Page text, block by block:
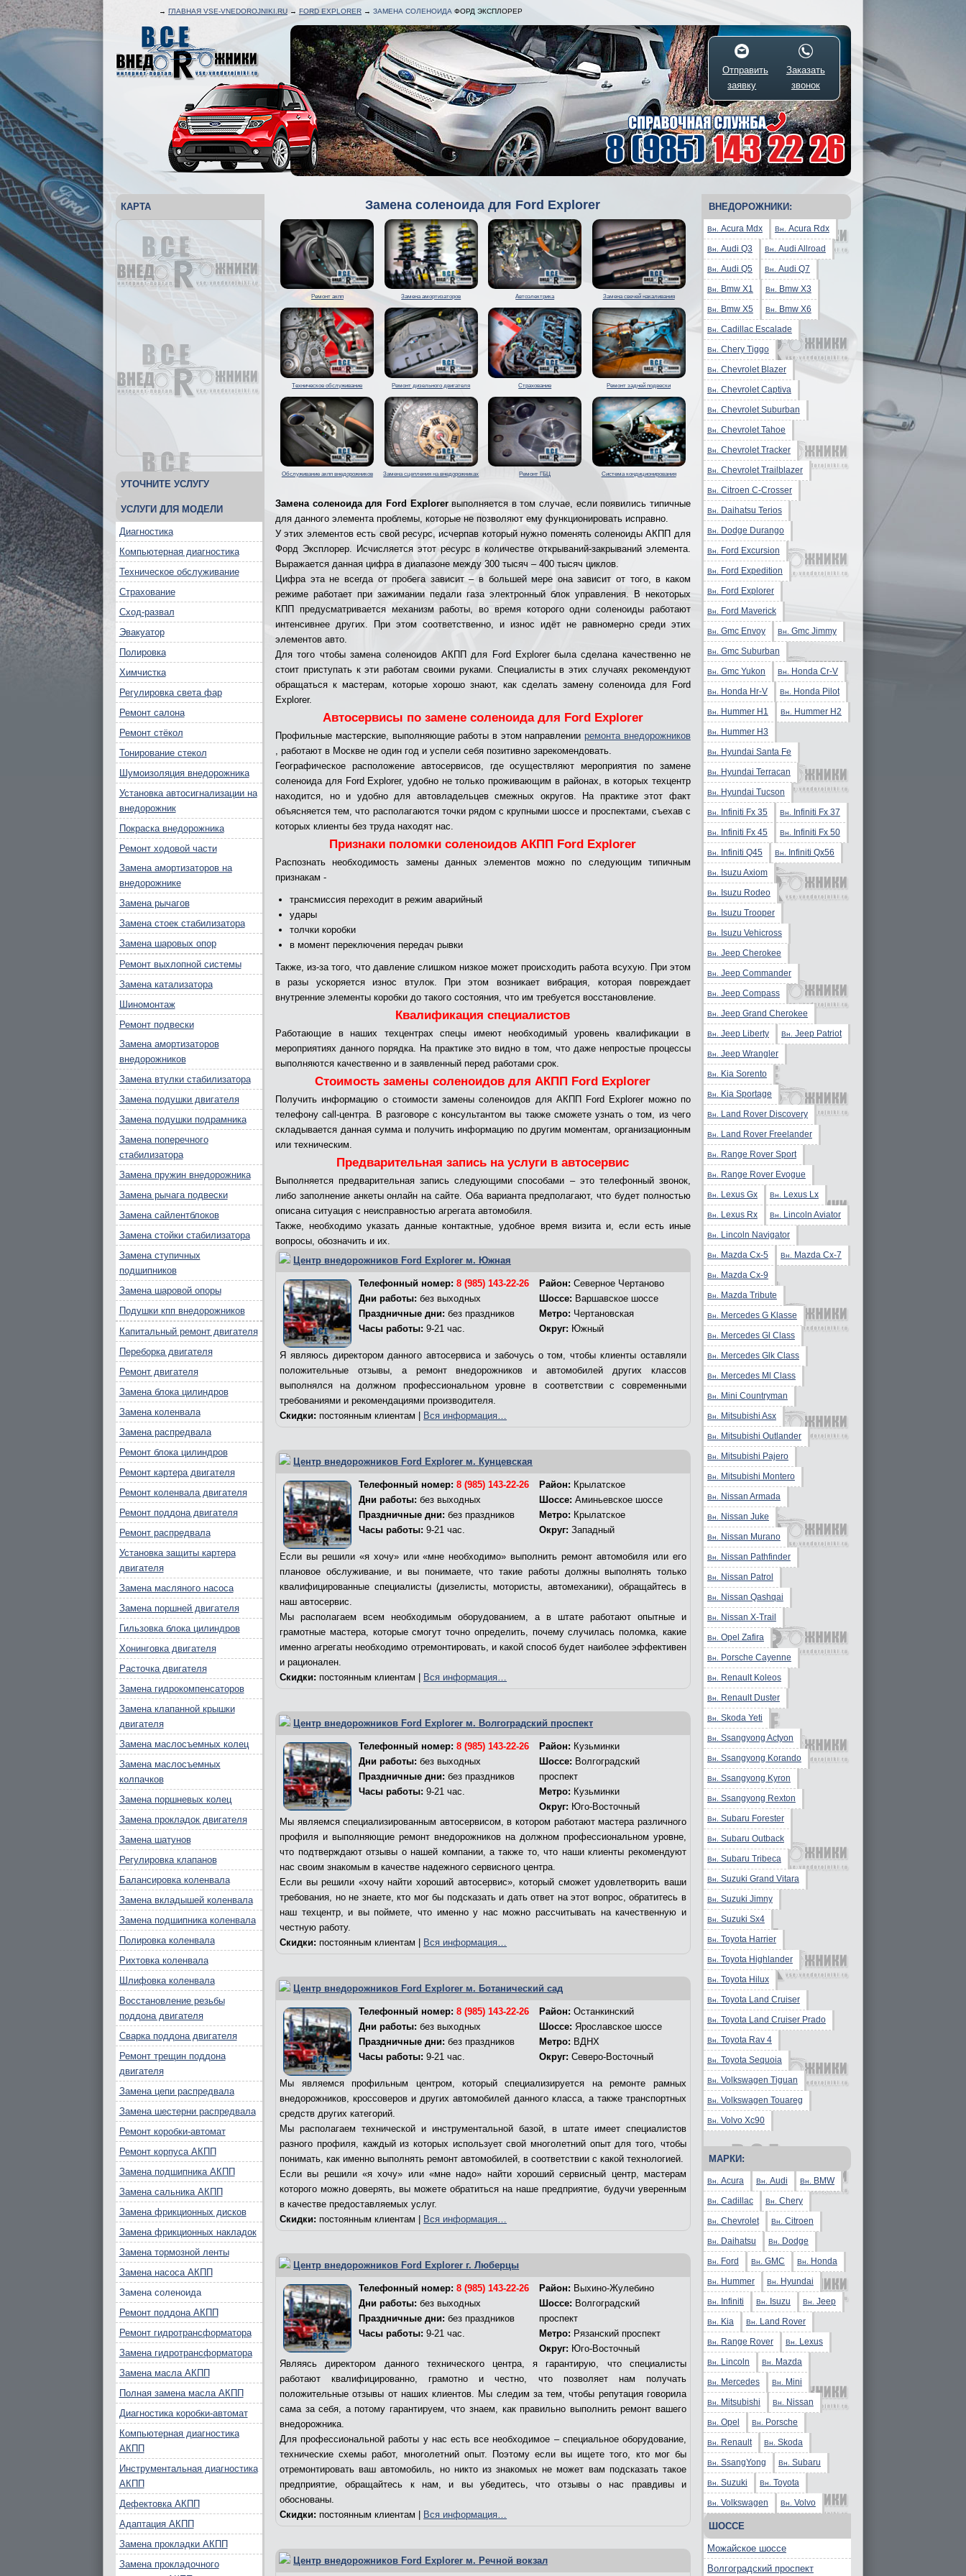
→ ГЛАВНАЯ VSE-VNEDOROJNIKI.RU → FORD EXPLORER → ЗАМЕНА СОЛЕНОИДА ФОРД ЭКСПЛОРЕР
Отправить
заявку
Заказать
звонок
Замена соленоида для Ford Explorer
Ремонт акпп Замена амортизаторов Автоэлектрика Замена свечей накаливания
Техническое обслуживание Ремонт дизельного двигателя Страхование Ремонт задней подвески
Обслуживание акпп внедорожников Замена сцепления на внедорожниках Ремонт ГБЦ Система кондиционирования
Замена соленоида для Ford Explorerвыполняется в том случае, если появились типичные
для данного элемента проблемы, которые не позволяют ему функционировать исправно.
У этих элементов есть свой ресурс, исчерпав который нужно поменять соленоиды АКПП для
Форд Эксплорер. Исчисляется этот ресурс в количестве открываний-закрываний элемента.
Выражается данная цифра в диапазоне между 300 тысяч – 400 тысяч циклов.
Цифра эта не всегда от пробега зависит – в большей мере она зависит от того, в каком
режиме работает при зажимании педали газа электронный блок управления. В некоторых
КПП предусматривается механизм работы, во время которого одни соленоиды работают
интенсивнее других. При этом соответственно, и износ идёт не равномерно среди этих
элементов авто.
Для того чтобы замена соленоидов АКПП для Ford Explorer была сделана качественно не
стоит приступать к эти работам своими руками. Специалисты в этих случаях рекомендуют
обращаться к мастерам, которые хорошо знают, как сделать замену соленоида для Ford
Explorer.
Автосервисы по замене соленоида для Ford Explorer
Профильные мастерские, выполняющие работы в этом направленииремонта внедорожников
, работают в Москве не один год и успели себя позитивно зарекомендовать.
Географическое расположение автосервисов, где осуществляют мероприятия по замене
соленоида для Ford Explorer, удобно не только проживающим в районах, в которых техцентр
находится, но и удобно для автовладельцев смежных округов. На практике этот факт
объясняется тем, что располагаются точки рядом с крупными шоссе и проспектами, съехав с
которых клиенты без труда находят нас.
Признаки поломки соленоидов АКПП Ford Explorer
Распознать необходимость замены данных элементов можно по следующим типичным
признакам -
трансмиссия переходит в режим аварийный
удары
толчки коробки
в момент переключения передач рывки
Также, из-за того, что давление слишком низкое может происходить работа всухую. При этом
в разы ускоряется износ втулок. При этом возникает вибрация, которая повреждает
внутренние элементы коробки до такого состояния, что им требуется восстановление.
Квалификация специалистов
Работающие в наших техцентрах спецы имеют необходимый уровень квалификации в
мероприятиях данного порядка. На практике это видно в том, что даже непростые процессы
выполняются качественно и в заявленный перед работами срок.
Стоимость замены соленоидов для АКПП Ford Explorer
Получить информацию о стоимости замены соленоидов для АКПП Ford Explorer можно по
телефону call-центра. В разговоре с консультантом вы также сможете узнать о том, из чего
складывается данная сумма и получить информацию по другим моментам, организационным
или техническим.
Предварительная запись на услуги в автосервис
Выполняется предварительная запись следующими способами – это телефонный звонок,
либо заполнение анкеты онлайн на сайте. Оба варианта предполагают, что будет полностью
описана ситуация с неисправностью агрегата автомобиля.
Также, необходимо указать данные контактные, удобное время визита и, если есть иные
вопросы, обозначить и их.
Центр внедорожников Ford Explorer м. Южная
Телефонный номер:8 (985) 143-22-26
Дни работы: без выходных
Праздничные дни: без праздников
Часы работы: 9-21 час.
Район: Северное Чертаново
Шоссе: Варшавское шоссе
Метро: Чертановская
Округ: Южный
Я являюсь директором данного автосервиса и забочусь о том, чтобы клиенты оставляли
положительные отзывы, а ремонт внедорожников и автомобилей других классов
выполнялся на должном профессиональном уровне в соответствии с современными
требованиями и рекомендациями производителя.
Скидки: постоянным клиентам | Вся информация…
Центр внедорожников Ford Explorer м. Кунцевская
Телефонный номер:8 (985) 143-22-26
Дни работы: без выходных
Праздничные дни: без праздников
Часы работы: 9-21 час.
Район: Крылатское
Шоссе: Аминьевское шоссе
Метро: Крылатское
Округ: Западный
Если вы решили «я хочу» или «мне необходимо» выполнить ремонт автомобиля или его
плановое обслуживание, и вы понимаете, что такие работы должны выполнять только
квалифицированные специалисты (дизелисты, мотористы, автомеханики), обращайтесь в
наш автосервис.
Мы располагаем всем необходимым оборудованием, а в штате работают опытные и
грамотные мастера, которые смогут точно определить, почему случилась поломка, какие
именно агрегаты необходимо отремонтировать, и какой способ будет наиболее эффективен
и рационален.
Скидки: постоянным клиентам | Вся информация…
Центр внедорожников Ford Explorer м. Волгоградский проспект
Телефонный номер:8 (985) 143-22-26
Дни работы: без выходных
Праздничные дни: без праздников
Часы работы: 9-21 час.
Район: Кузьминки
Шоссе: Волгоградский
проспект
Метро: Кузьминки
Округ: Юго-Восточный
Мы являемся специализированным автосервисом, в котором работают мастера различного
профиля и выполняющие ремонт внедорожников на должном профессиональном уровне,
что подтверждают отзывы о нашей компании, а также то, что наши клиенты рекомендуют
нас своим знакомым в качестве надежного сервисного центра.
Если вы решили «хочу найти хороший автосервис», который сможет удовлетворить ваши
требования, но не знаете, кто мог бы подсказать и дать ответ на этот вопрос, обратитесь в
наш техцентр, и вы поймете, что именно у нас можно рассчитывать на качественную и
честную работу.
Скидки: постоянным клиентам | Вся информация…
Центр внедорожников Ford Explorer м. Ботанический сад
Телефонный номер:8 (985) 143-22-26
Дни работы: без выходных
Праздничные дни: без праздников
Часы работы: 9-21 час.
Район: Останкинский
Шоссе: Ярославское шоссе
Метро: ВДНХ
Округ: Северо-Восточный
Мы являемся профильным центром, который специализируется на ремонте рамных
внедорожников, кроссоверов и других автомобилей данного класса, а также транспортных
средств других категорий.
Мы располагаем технической и инструментальной базой, в штате имеет специалистов
разного профиля, каждый из которых использует свой многолетний опыт для того, чтобы
понимать, как именно выполнять ремонт автомобилей, в соответствии с какой технологией.
Если вы решили «я хочу» или «мне надо» найти хороший сервисный центр, мастерам
которого можно доверять, вы можете обратиться на наше предприятие, будучи уверенным
в качестве предоставляемых услуг.
Скидки: постоянным клиентам | Вся информация…
Центр внедорожников Ford Explorer г. Люберцы
Телефонный номер:8 (985) 143-22-26
Дни работы: без выходных
Праздничные дни: без праздников
Часы работы: 9-21 час.
Район: Выхино-Жулебино
Шоссе: Волгоградский
проспект
Метро: Рязанский проспект
Округ: Юго-Восточный
Являясь директором данного технического центра, я гарантирую, что специалисты
работают квалифицированно, грамотно и честно, что позволяет нам получать
положительные отзывы от наших клиентов. Мы следим за тем, чтобы репутация говорила
сама за себя, а потому гарантируем, что знаем, как правильно выполнить ремонт вашего
внедорожника.
Для профессиональной работы у нас есть все необходимое – специальное оборудование,
технические схемы работ, многолетний опыт. Поэтому если вы ищете того, кто мог бы
отремонтировать ваш автомобиль, но никто из знакомых не может вам подсказать такое
предприятие, обращайтесь к нам, и вы убедитесь, что отзывы о нас правдивы и
обоснованы.
Скидки: постоянным клиентам | Вся информация…
Центр внедорожников Ford Explorer м. Речной вокзал
КАРТА
УТОЧНИТЕ УСЛУГУ
УСЛУГИ ДЛЯ МОДЕЛИ
Диагностика
Компьютерная диагностика
Техническое обслуживание
Страхование
Сход-развал
Эвакуатор
Полировка
Химчистка
Регулировка света фар
Ремонт салона
Ремонт стёкол
Тонирование стекол
Шумоизоляция внедорожника
Установка автосигнализации на
внедорожник
Покраска внедорожника
Ремонт ходовой части
Замена амортизаторов на
внедорожнике
Замена рычагов
Замена стоек стабилизатора
Замена шаровых опор
Ремонт выхлопной системы
Замена катализатора
Шиномонтаж
Ремонт подвески
Замена амортизаторов
внедорожников
Замена втулки стабилизатора
Замена подушки двигателя
Замена подушки подрамника
Замена поперечного
стабилизатора
Замена пружин внедорожника
Замена рычага подвески
Замена сайлентблоков
Замена стойки стабилизатора
Замена ступичных
подшипников
Замена шаровой опоры
Подушки кпп внедорожников
Капитальный ремонт двигателя
Переборка двигателя
Ремонт двигателя
Замена блока цилиндров
Замена коленвала
Замена распредвала
Ремонт блока цилиндров
Ремонт картера двигателя
Ремонт коленвала двигателя
Ремонт поддона двигателя
Ремонт распредвала
Установка защиты картера
двигателя
Замена масляного насоса
Замена поршней двигателя
Гильзовка блока цилиндров
Хонинговка двигателя
Расточка двигателя
Замена гидрокомпенсаторов
Замена клапанной крышки
двигателя
Замена маслосъемных колец
Замена маслосъемных
колпачков
Замена поршневых колец
Замена прокладок двигателя
Замена шатунов
Регулировка клапанов
Балансировка коленвала
Замена вкладышей коленвала
Замена подшипника коленвала
Полировка коленвала
Рихтовка коленвала
Шлифовка коленвала
Восстановление резьбы
поддона двигателя
Сварка поддона двигателя
Ремонт трещин поддона
двигателя
Замена цепи распредвала
Замена шестерни распредвала
Ремонт коробки-автомат
Ремонт корпуса АКПП
Замена подшипника АКПП
Замена сальника АКПП
Замена фрикционных дисков
Замена фрикционных накладок
Замена тормозной ленты
Замена насоса АКПП
Замена соленоида
Ремонт поддона АКПП
Ремонт гидротрансформатора
Замена гидротрансформатора
Замена масла АКПП
Полная замена масла АКПП
Диагностика коробки-автомат
Компьютерная диагностика
АКПП
Инструментальная диагностика
АКПП
Дефектовка АКПП
Адаптация АКПП
Замена прокладки АКПП
Замена прокладочного
ВНЕДОРОЖНИКИ:
Вн. Acura Mdx Вн. Acura Rdx
Вн. Audi Q3 Вн. Audi Allroad
Вн. Audi Q5 Вн. Audi Q7
Вн. Bmw X1 Вн. Bmw X3
Вн. Bmw X5 Вн. Bmw X6
Вн. Cadillac Escalade
Вн. Chery Tiggo
Вн. Chevrolet Blazer
Вн. Chevrolet Captiva
Вн. Chevrolet Suburban
Вн. Chevrolet Tahoe
Вн. Chevrolet Tracker
Вн. Chevrolet Trailblazer
Вн. Citroen C-Crosser
Вн. Daihatsu Terios
Вн. Dodge Durango
Вн. Ford Excursion
Вн. Ford Expedition
Вн. Ford Explorer
Вн. Ford Maverick
Вн. Gmc Envoy Вн. Gmc Jimmy
Вн. Gmc Suburban
Вн. Gmc Yukon Вн. Honda Cr-V
Вн. Honda Hr-V Вн. Honda Pilot
Вн. Hummer H1 Вн. Hummer H2
Вн. Hummer H3
Вн. Hyundai Santa Fe
Вн. Hyundai Terracan
Вн. Hyundai Tucson
Вн. Infiniti Fx 35 Вн. Infiniti Fx 37
Вн. Infiniti Fx 45 Вн. Infiniti Fx 50
Вн. Infiniti Q45 Вн. Infiniti Qx56
Вн. Isuzu Axiom
Вн. Isuzu Rodeo
Вн. Isuzu Trooper
Вн. Isuzu Vehicross
Вн. Jeep Cherokee
Вн. Jeep Commander
Вн. Jeep Compass
Вн. Jeep Grand Cherokee
Вн. Jeep Liberty Вн. Jeep Patriot
Вн. Jeep Wrangler
Вн. Kia Sorento
Вн. Kia Sportage
Вн. Land Rover Discovery
Вн. Land Rover Freelander
Вн. Range Rover Sport
Вн. Range Rover Evogue
Вн. Lexus Gx Вн. Lexus Lx
Вн. Lexus Rx Вн. Lincoln Aviator
Вн. Lincoln Navigator
Вн. Mazda Cx-5 Вн. Mazda Cx-7
Вн. Mazda Cx-9
Вн. Mazda Tribute
Вн. Mercedes G Klasse
Вн. Mercedes Gl Class
Вн. Mercedes Glk Class
Вн. Mercedes Ml Class
Вн. Mini Countryman
Вн. Mitsubishi Asx
Вн. Mitsubishi Outlander
Вн. Mitsubishi Pajero
Вн. Mitsubishi Montero
Вн. Nissan Armada
Вн. Nissan Juke
Вн. Nissan Murano
Вн. Nissan Pathfinder
Вн. Nissan Patrol
Вн. Nissan Qashqai
Вн. Nissan X-Trail
Вн. Opel Zafira
Вн. Porsche Cayenne
Вн. Renault Koleos
Вн. Renault Duster
Вн. Skoda Yeti
Вн. Ssangyong Actyon
Вн. Ssangyong Korando
Вн. Ssangyong Kyron
Вн. Ssangyong Rexton
Вн. Subaru Forester
Вн. Subaru Outback
Вн. Subaru Tribeca
Вн. Suzuki Grand Vitara
Вн. Suzuki Jimny
Вн. Suzuki Sx4
Вн. Toyota Harrier
Вн. Toyota Highlander
Вн. Toyota Hilux
Вн. Toyota Land Cruiser
Вн. Toyota Land Cruiser Prado
Вн. Toyota Rav 4
Вн. Toyota Sequoia
Вн. Volkswagen Tiguan
Вн. Volkswagen Touareg
Вн. Volvo Xc90
МАРКИ:
Вн. Acura Вн. Audi Вн. BMW
Вн. Cadillac Вн. Chery
Вн. Chevrolet Вн. Citroen
Вн. Daihatsu Вн. Dodge
Вн. Ford Вн. GMC Вн. Honda
Вн. Hummer Вн. Hyundai
Вн. Infiniti Вн. Isuzu Вн. Jeep
Вн. Kia Вн. Land Rover
Вн. Range Rover Вн. Lexus
Вн. Lincoln Вн. Mazda
Вн. Mercedes Вн. Mini
Вн. Mitsubishi Вн. Nissan
Вн. Opel Вн. Porsche
Вн. Renault Вн. Skoda
Вн. SsangYong Вн. Subaru
Вн. Suzuki Вн. Toyota
Вн. Volkswagen Вн. Volvo
ШОССЕ
Можайское шоссе
Волгоградский проспект